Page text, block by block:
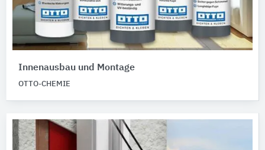
Innenausbau und Montage
OTTO-CHEMIE